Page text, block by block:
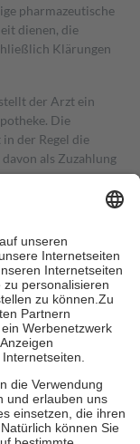
pharmazeutische
dienen, die
Klärungen
der Arzt ein
Die
der Regel die
als Zuzahlung
Höhe von zehn
als die tatsächlichen
Apotheken.
beträgt die
Euro je
Gesundheit zu
zu unterstützen,
18. Lebensjahr